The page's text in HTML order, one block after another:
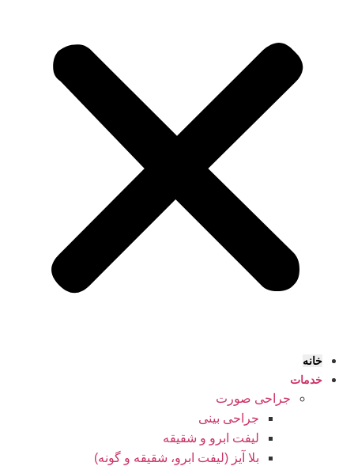
خانه
خدمات
جراحی صورت
جراحی بینی
لیفت ابرو و شقیقه
بلا آیز (لیفت ابرو، شقیقه و گونه)